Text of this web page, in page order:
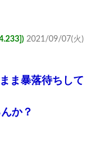
2021/09/07(火)
ま暴落待ちして
か？